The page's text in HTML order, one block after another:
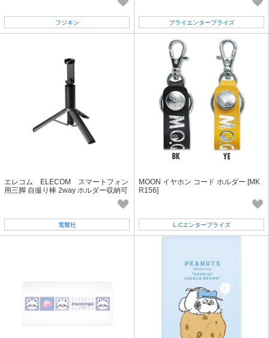
フジキン ブライエンタープライズ
エレコム ELECOM スマートフォン
用三脚 自撮り棒 2way ホルダー収納可
電響社
MOON イヤホン コード ホルダー [MK
R156]
L.Cエンタープライズ